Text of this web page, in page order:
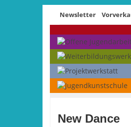
Newsletter
New Dance